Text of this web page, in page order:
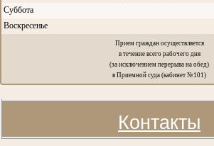
Суббота
Воскресенье
Прием граждан осуществляется
в течение всего рабочего дня
(за исключением перерыва на обед)
в Приемной суда (кабинет №101)
Контакты